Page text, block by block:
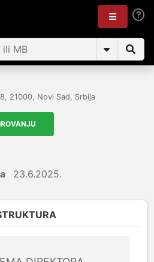
, 21000, Novi Sad, Srbija
23.6.2025.